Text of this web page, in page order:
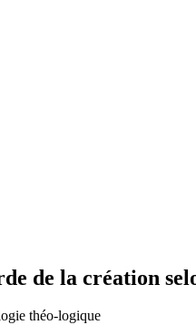
de la création
théo-logique